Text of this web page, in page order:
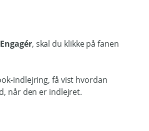
Engagér, skal du klikke på fanen